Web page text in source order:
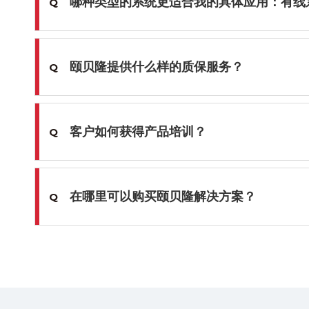
Q 颐贝隆提供什么样的质保服务？
Q 客户如何获得产品培训？
Q 在哪里可以购买颐贝隆解决方案？